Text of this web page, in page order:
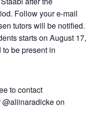
Follow your e-mail
tutors will be notified.
starts on August 17,
be present in
to contact
@aliinaradicke on